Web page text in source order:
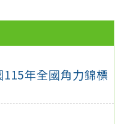
年全國角力錦標